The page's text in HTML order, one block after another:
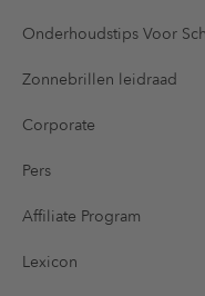
Onderhoudstips Voor
Zonnebrillen leidraad
Corporate
Pers
Affiliate Program
Lexicon